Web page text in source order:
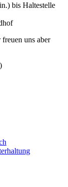
bis Haltestelle
uns aber